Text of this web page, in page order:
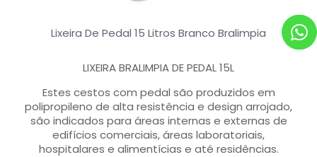
Lixeira De Pedal 15 Litros Branco Bralimpia
LIXEIRA BRALIMPIA DE PEDAL 15L
Estes cestos com pedal são produzidos em
polipropileno de alta resistência e design arrojado,
são indicados para áreas internas e externas de
edifícios comerciais, áreas laboratoriais,
hospitalares e alimentícias e até residências.